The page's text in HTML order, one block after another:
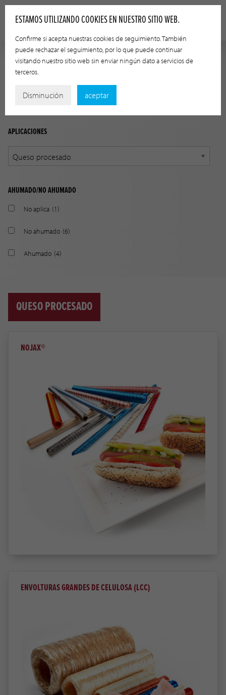
GUÍA DE APLICACIÓN
Encuentre el producto adecuado a su aplicación utilizando
las siguientes opciones.
APLICACIONES
AHUMADO/NO AHUMADO
No aplica (1)
No ahumado (6)
Ahumado (4)
QUESO PROCESADO
NOJAX®
ENVOLTURAS GRANDES DE CELULOSA (LCC)
ESTAMOS UTILIZANDO COOKIES EN NUESTRO SITIO WEB.
Confirme si acepta nuestras cookies de seguimiento. También
puede rechazar el seguimiento, por lo que puede continuar
visitando nuestro sitio web sin enviar ningún dato a servicios de
terceros.
Disminución aceptar